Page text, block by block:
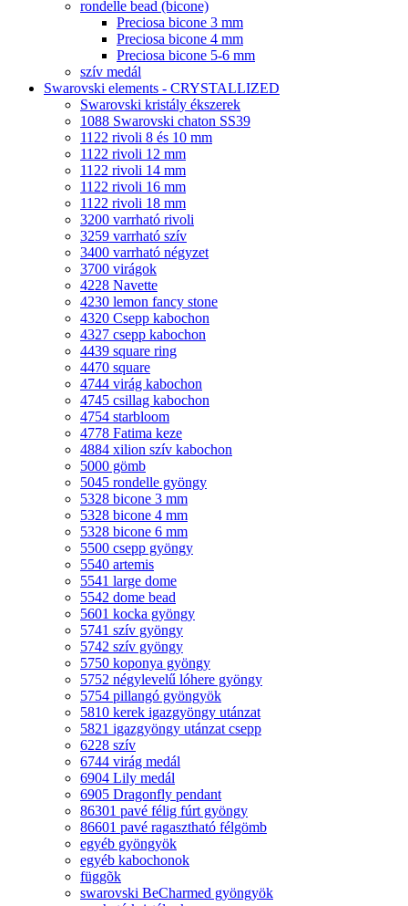
rondelle bead (bicone)
Preciosa bicone 3 mm
Preciosa bicone 4 mm
Preciosa bicone 5-6 mm
szív medál
Swarovski elements - CRYSTALLIZED
Swarovski kristály ékszerek
1088 Swarovski chaton SS39
1122 rivoli 8 és 10 mm
1122 rivoli 12 mm
1122 rivoli 14 mm
1122 rivoli 16 mm
1122 rivoli 18 mm
3200 varrható rivoli
3259 varrható szív
3400 varrható négyzet
3700 virágok
4228 Navette
4230 lemon fancy stone
4320 Csepp kabochon
4327 csepp kabochon
4439 square ring
4470 square
4744 virág kabochon
4745 csillag kabochon
4754 starbloom
4778 Fatima keze
4884 xilion szív kabochon
5000 gömb
5045 rondelle gyöngy
5328 bicone 3 mm
5328 bicone 4 mm
5328 bicone 6 mm
5500 csepp gyöngy
5540 artemis
5541 large dome
5542 dome bead
5601 kocka gyöngy
5741 szív gyöngy
5742 szív gyöngy
5750 koponya gyöngy
5752 négylevelű lóhere gyöngy
5754 pillangó gyöngyök
5810 kerek igazgyöngy utánzat
5821 igazgyöngy utánzat csepp
6228 szív
6744 virág medál
6904 Lily medál
6905 Dragonfly pendant
86301 pavé félig fúrt gyöngy
86601 pavé ragasztható félgömb
egyéb gyöngyök
egyéb kabochonok
függõk
swarovski BeCharmed gyöngyök